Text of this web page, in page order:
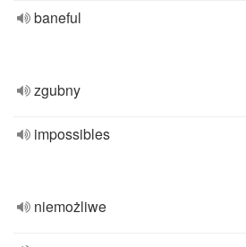
baneful
zgubny
impossibles
niemożliwe